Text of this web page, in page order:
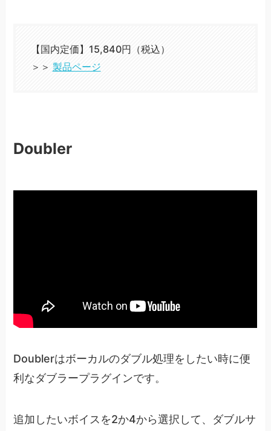
【国内定価】15,840円（税込）
＞＞ 製品ページ
Doubler
Doublerはボーカルのダブル処理をしたい時に便
利なダブラープラグインです。
追加したいボイスを2か4から選択して、ダブルサ